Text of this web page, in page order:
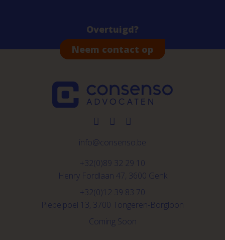
Overtuigd?
Neem contact op
info@consenso.be
+32(0)89 32 29 10
Henry Fordlaan 47, 3600 Genk
+32(0)12 39 83 70
Piepelpoel 13, 3700 Tongeren-Borgloon
Coming Soon